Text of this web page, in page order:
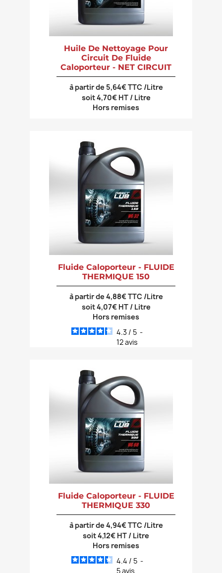
Huile De Nettoyage Pour
Circuit De Fluide
Caloporteur - NET CIRCUIT
à partir de 5,64€ TTC /Litre
soit 4,70€ HT / Litre
Hors remises
Fluide Caloporteur - FLUIDE
THERMIQUE 150
à partir de 4,88€ TTC /Litre
soit 4,07€ HT / Litre
Hors remises
4.3 / 5 -
12avis
Fluide Caloporteur - FLUIDE
THERMIQUE 330
à partir de 4,94€ TTC /Litre
soit 4,12€ HT / Litre
Hors remises
4.4 / 5 -
5avis